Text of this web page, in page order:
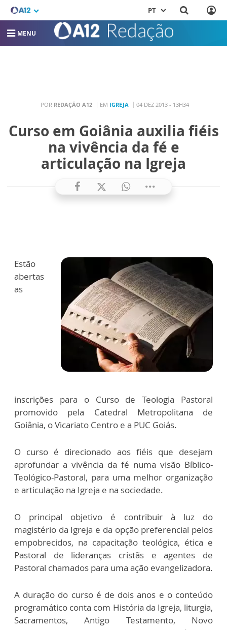
PT
MENU
POR REDAÇÃO A12 EM IGREJA 04 DEZ 2013 - 13H34
Curso em Goiânia auxilia fiéis
na vivência da fé e
articulação na Igreja
Estão
abertas
as
inscrições para o Curso de Teologia Pastoral
promovido pela Catedral Metropolitana de
Goiânia, o Vicariato Centro e a PUC Goiás.
O curso é direcionado aos fiéis que desejam
aprofundar a vivência da fé numa visão Bíblico-
Teológico-Pastoral, para uma melhor organização
e articulação na Igreja e na sociedade.
O principal objetivo é contribuir à luz do
magistério da Igreja e da opção preferencial pelos
empobrecidos, na capacitação teológica, ética e
Pastoral de lideranças cristãs e agentes de
Pastoral chamados para uma ação evangelizadora.
A duração do curso é de dois anos e o conteúdo
programático conta com História da Igreja, liturgia,
Sacramentos, Antigo Testamento, Novo